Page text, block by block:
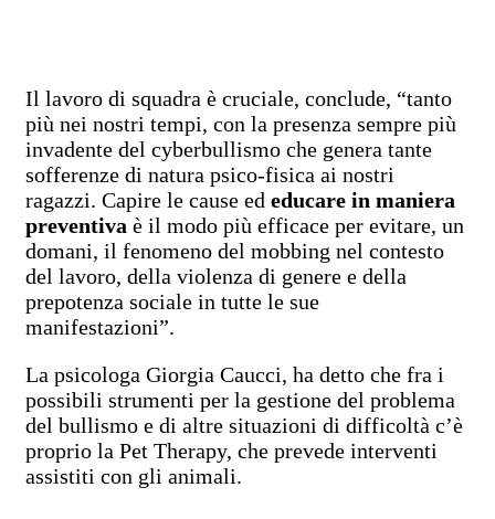
Il lavoro di squadra è cruciale, conclude, “tanto
più nei nostri tempi, con la presenza sempre più
invadente del cyberbullismo che genera tante
sofferenze di natura psico-fisica ai nostri
ragazzi. Capire le cause ed educare in maniera
preventiva è il modo più efficace per evitare, un
domani, il fenomeno del mobbing nel contesto
del lavoro, della violenza di genere e della
prepotenza sociale in tutte le sue
manifestazioni”.
La psicologa Giorgia Caucci, ha detto che fra i
possibili strumenti per la gestione del problema
del bullismo e di altre situazioni di difficoltà c’è
proprio la Pet Therapy, che prevede interventi
assistiti con gli animali.